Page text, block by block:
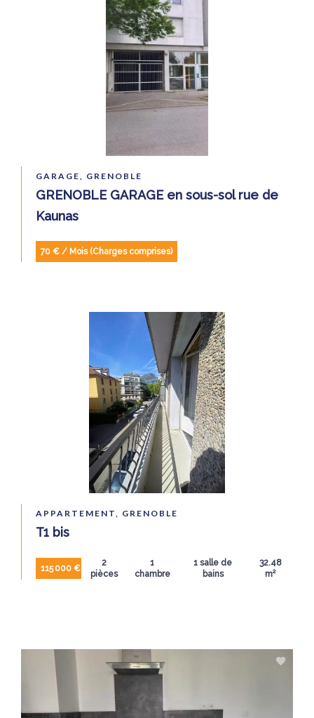
GARAGE, GRENOBLE
GRENOBLE GARAGE en sous-sol rue de
Kaunas
70 € / Mois (Charges comprises)
APPARTEMENT, GRENOBLE
T1 bis
115 000 €
2
pièces
1
chambre
1 salle de
bains
32.48
m²